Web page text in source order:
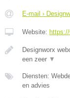
E-mail ›
Website:
Designworx
een zeer ▼
Diensten:
en advies